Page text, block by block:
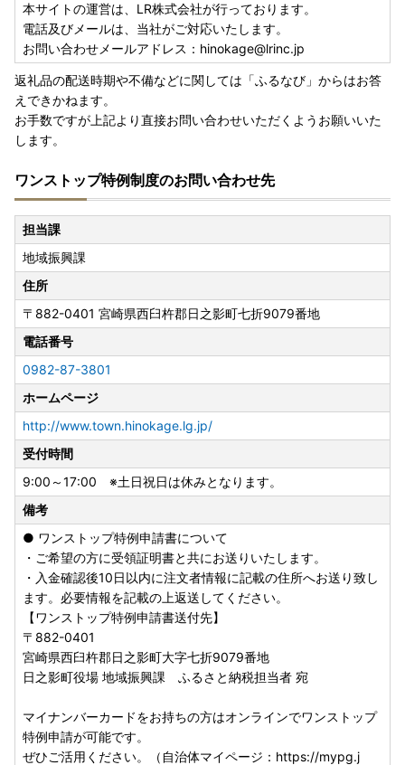
本サイトの運営は、LR株式会社が行っております。
電話及びメールは、当社がご対応いたします。
お問い合わせメールアドレス：hinokage@lrinc.jp
返礼品の配送時期や不備などに関しては「ふるなび」からはお答
えできかねます。
お手数ですが上記より直接お問い合わせいただくようお願いいた
します。
ワンストップ特例制度のお問い合わせ先
担当課
地域振興課
住所
〒882-0401 宮崎県西臼杵郡日之影町七折9079番地
電話番号
0982-87-3801
ホームページ
http://www.town.hinokage.lg.jp/
受付時間
9:00～17:00 ※土日祝日は休みとなります。
備考
● ワンストップ特例申請書について
・ご希望の方に受領証明書と共にお送りいたします。
・入金確認後10日以内に注文者情報に記載の住所へお送り致し
ます。必要情報を記載の上返送してください。
【ワンストップ特例申請書送付先】
〒882-0401
宮崎県西臼杵郡日之影町大字七折9079番地
日之影町役場 地域振興課 ふるさと納税担当者 宛
マイナンバーカードをお持ちの方はオンラインでワンストップ
特例申請が可能です。
ぜひご活用ください。（自治体マイページ：https://mypg.j